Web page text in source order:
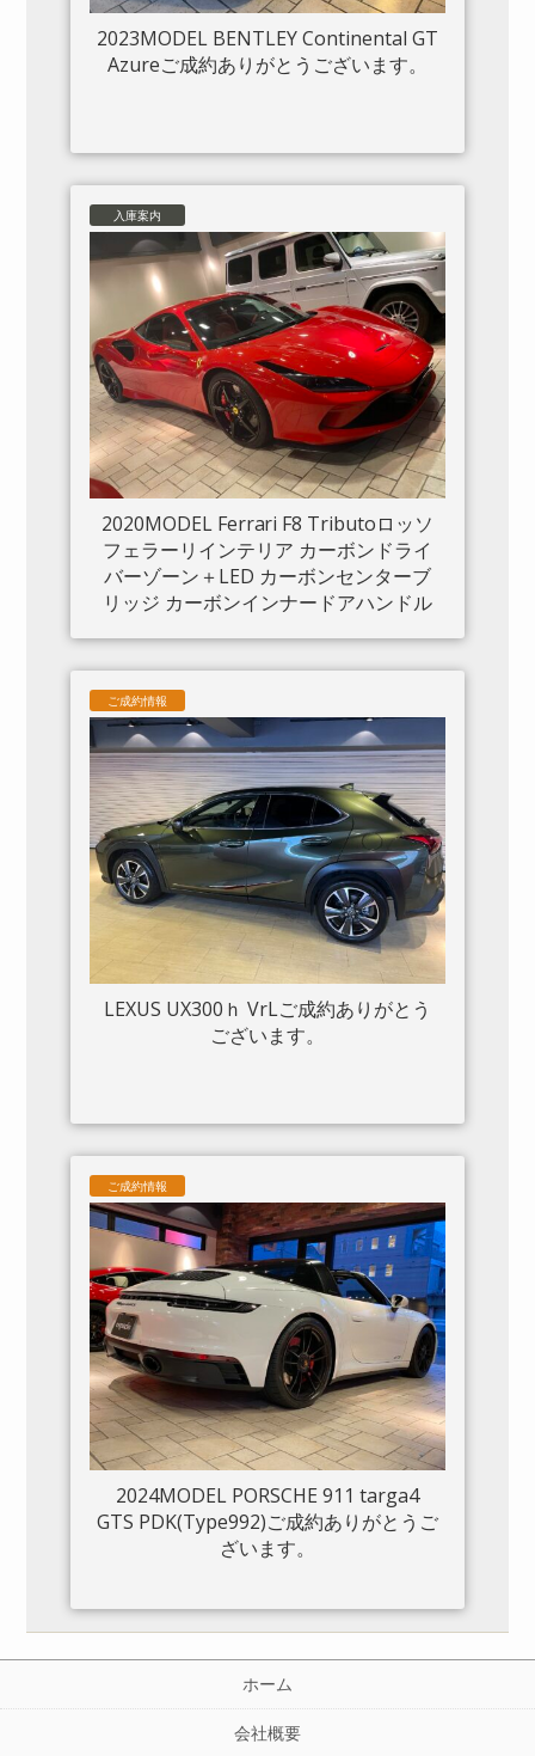
2023MODEL BENTLEY Continental GT
Azureご成約ありがとうございます。
入庫案内
2020MODEL Ferrari F8 Tributoロッソ
フェラーリインテリア カーボンドライ
バーゾーン＋LED カーボンセンターブ
リッジ カーボンインナードアハンドル
ーディスプレイ アダプティブヘッドラ
イトシステム 入庫しました。
ご成約情報
LEXUS UX300ｈ VrLご成約ありがとう
ございます。
ご成約情報
2024MODEL PORSCHE 911 targa4
GTS PDK(Type992)ご成約ありがとうご
ざいます。
ホーム
会社概要